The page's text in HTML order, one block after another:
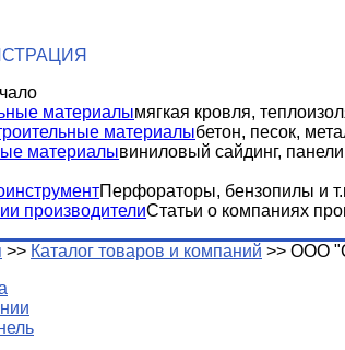
материалымягкая кровля,
материалыбетон, песок,
материалывиниловый сайдинг, панели
Перфораторы, бензопилы и
производителиСтатьи о компаниях
>> Каталог товаров и компаний >> ООО